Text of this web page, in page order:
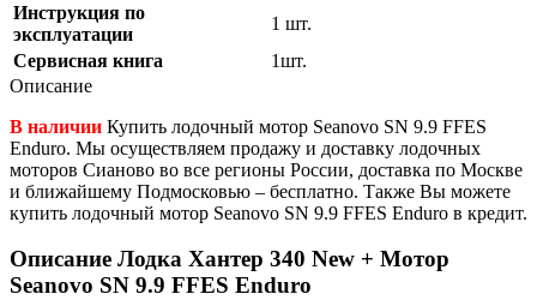
Инструкция по
эксплуатации
1 шт.
Сервисная книга
1шт.
Описание
В наличии Купить лодочный мотор Seanovo SN 9.9 FFES
Enduro. Мы осуществляем продажу и доставку лодочных
моторов Сианово во все регионы России, доставка по Москве
и ближайшему Подмосковью – бесплатно. Также Вы можете
купить лодочный мотор Seanovo SN 9.9 FFES Enduro в кредит.
Описание Лодка Хантер 340 New + Мотор
Seanovo SN 9.9 FFES Enduro